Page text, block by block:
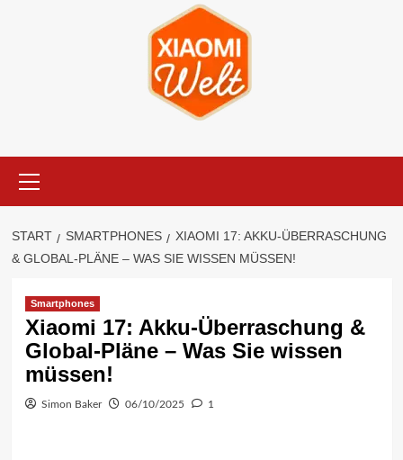
Menü
START SMARTPHONES
XIAOMI 17: AKKU-ÜBERRASCHUNG
& GLOBAL-PLÄNE – WAS SIE WISSEN MÜSSEN!
Smartphones
Xiaomi 17: Akku-Überraschung &
Global-Pläne – Was Sie wissen
müssen!
Simon Baker 06/10/2025 1